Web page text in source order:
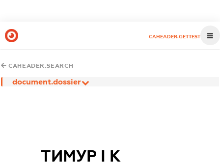
CAHEADER.GETTEST
CAHEADER.SEARCH
document.dossier
ТИМУР І К